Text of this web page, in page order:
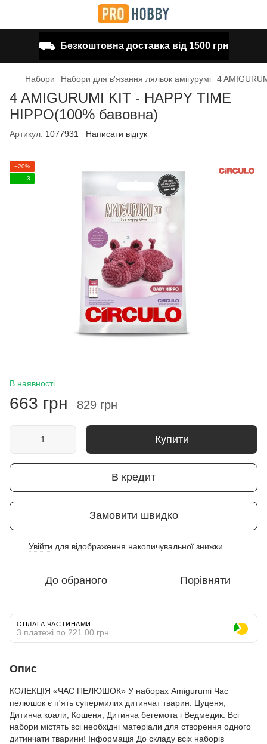
⛟ Безкоштовна доставка від 1500 грн
Набори Набори для в'язання ляльок амігурумі 4
4 AMIGURUMI KIT - HAPPY TIME
HIPPO(100% бавовна)
Артикул: 1077931 Написати відгук
−20%
3
В наявності
663 грн 829 грн
Купити
В кредит
Замовити швидко
Увійти для відображення накопичувальної знижки
До обраного Порівняти
ОПЛАТА ЧАСТИНАМИ
3 платежі по 221.00 грн
Опис
КОЛЕКЦІЯ «ЧАС ПЕЛЮШОК» У наборах Amigurumi Час
пелюшок є п'ять супермилих дитинчат тварин: Цуценя,
Дитинча коали, Кошеня, Дитинча бегемота і Ведмедик. Всі
набори містять всі необхідні матеріали для створення одного
дитинчати тварини! Інформація До складу всіх наборів